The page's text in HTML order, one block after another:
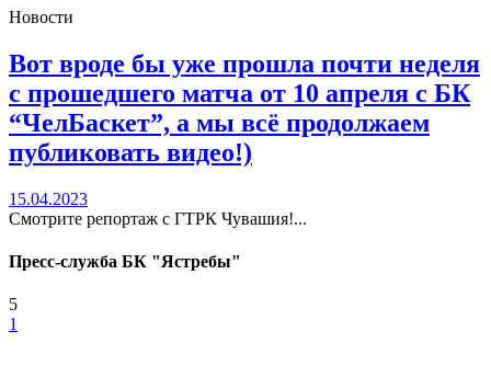
Новости
Вот вроде бы уже прошла почти неделя
с прошедшего матча от 10 апреля с БК
“ЧелБаскет”, а мы всё продолжаем
публиковать видео!)
15.04.2023
Смотрите репортаж с ГТРК Чувашия!...
Пресс-служба БК "Ястребы"
5
1